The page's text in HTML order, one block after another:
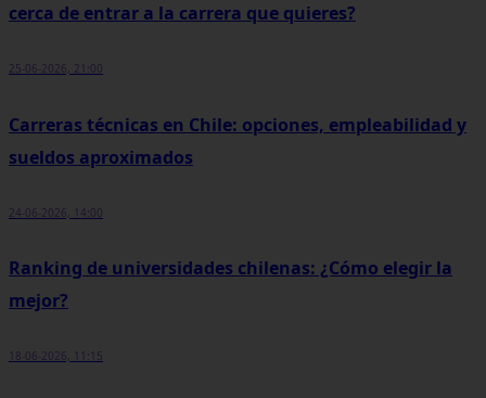
cerca de entrar a la carrera que quieres?
25-06-2026, 21:00
Carreras técnicas en Chile: opciones, empleabilidad y
sueldos aproximados
24-06-2026, 14:00
Ranking de universidades chilenas: ¿Cómo elegir la
mejor?
18-06-2026, 11:15